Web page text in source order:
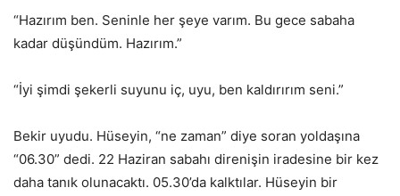
“Hazırım ben. Seninle her şeye varım. Bu gece sabaha
kadar düşündüm. Hazırım.”
“İyi şimdi şekerli suyunu iç, uyu, ben kaldırırım seni.”
Bekir uyudu. Hüseyin, “ne zaman” diye soran yoldaşına
“06.30” dedi. 22 Haziran sabahı direnişin iradesine bir kez
daha tanık olunacaktı. 05.30’da kalktılar. Hüseyin bir